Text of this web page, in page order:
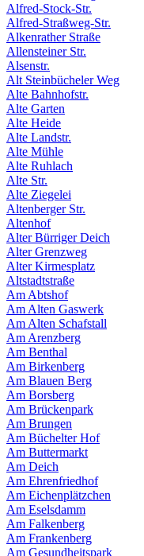
Alfred-Stock-Str.
Alfred-Straßweg-Str.
Alkenrather Straße
Allensteiner Str.
Alsenstr.
Alt Steinbücheler Weg
Alte Bahnhofstr.
Alte Garten
Alte Heide
Alte Landstr.
Alte Mühle
Alte Ruhlach
Alte Str.
Alte Ziegelei
Altenberger Str.
Altenhof
Alter Bürriger Deich
Alter Grenzweg
Alter Kirmesplatz
Altstadtstraße
Am Abtshof
Am Alten Gaswerk
Am Alten Schafstall
Am Arenzberg
Am Benthal
Am Birkenberg
Am Blauen Berg
Am Borsberg
Am Brückenpark
Am Brungen
Am Büchelter Hof
Am Buttermarkt
Am Deich
Am Ehrenfriedhof
Am Eichenplätzchen
Am Eselsdamm
Am Falkenberg
Am Frankenberg
Am Gesundheitspark